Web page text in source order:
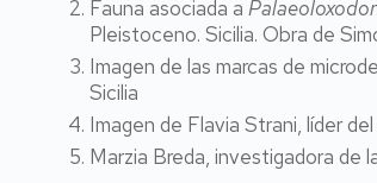
Fauna asociada a
Pleistoceno. Sicilia. Obra de
Imagen de las marcas de
Sicilia
Imagen de Flavia Strani, líder
Marzia Breda, investigadora de